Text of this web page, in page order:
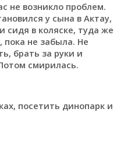
не возникло проблем.
у сына в Актау,
в коляске, туда же
пока не забыла. Не
брать за руки и
смирилась.
посетить динопарк и